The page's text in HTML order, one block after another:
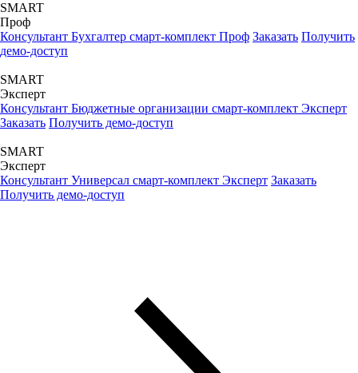
SMART
Проф
Консультант Бухгалтер смарт-комплект Проф Заказать Получить
демо-доступ
SMART
Эксперт
Консультант Бюджетные организации смарт-комплект Эксперт
Заказать Получить демо-доступ
SMART
Эксперт
Консультант Универсал смарт-комплект Эксперт Заказать
Получить демо-доступ